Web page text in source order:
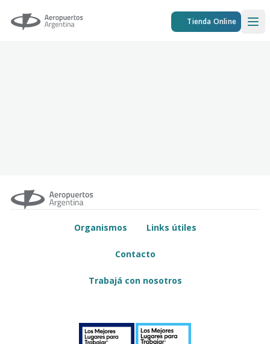
Aeropuertos Argentina Tienda Online
Organismos Links útiles
Contacto
Trabajá con nosotros